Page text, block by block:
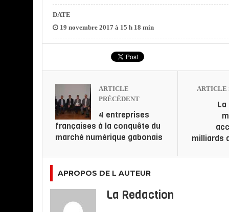
DATE
19 novembre 2017 à 15 h 18 min
ARTICLE
PRÉCÉDENT
4 entreprises
françaises à la conquête du
marché numérique gabonais
ARTICLE
La
milliards
APROPOS DE L AUTEUR
La Redaction